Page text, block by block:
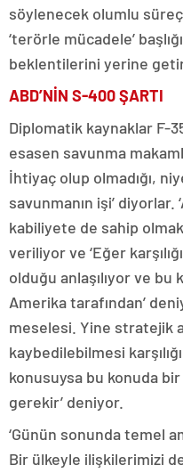
söylenecek olumlu
‘terörle mücadele’
beklentilerini yerine
ABD’NİN S-400 ŞARTI
Diplomatik kaynaklar F-
esasen savunma
İhtiyaç olup olmadığı,
savunmanın işi’ diyorlar.
kabiliyete de sahip
veriliyor ve ‘Eğer
olduğu anlaşılıyor ve
Amerika tarafından’
meselesi. Yine stratejik
kaybedilebilmesi
konusuysa bu konuda bir
gerekir’ deniyor.
‘Günün sonunda temel
Bir ülkeyle ilişkilerimizi